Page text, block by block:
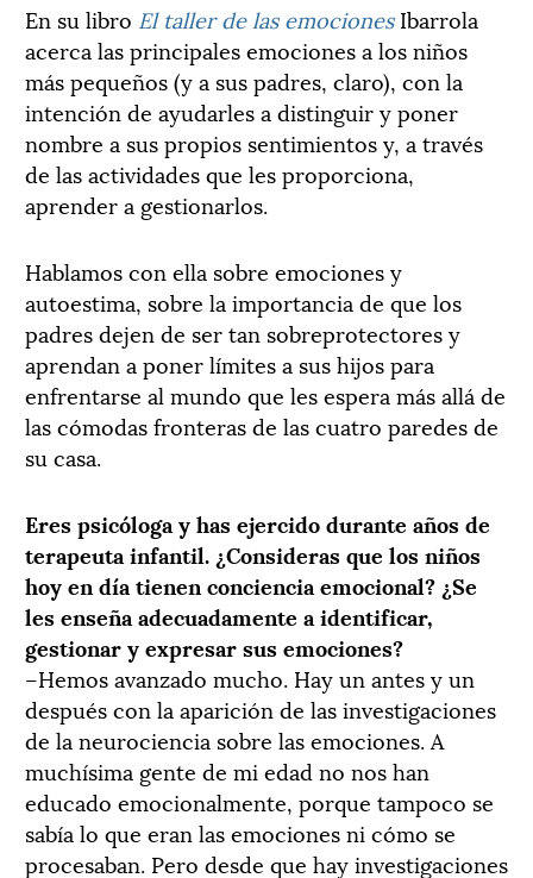
En su libro El taller de las emocionesIbarrola
acerca las principales emociones a los niños
más pequeños (y a sus padres, claro), con la
intención de ayudarles a distinguir y poner
nombre a sus propios sentimientos y, a través
de las actividades que les proporciona,
aprender a gestionarlos.
Hablamos con ella sobre emociones y
autoestima, sobre la importancia de que los
padres dejen de ser tan sobreprotectores y
aprendan a poner límites a sus hijos para
enfrentarse al mundo que les espera más allá de
las cómodas fronteras de las cuatro paredes de
su casa.
Eres psicóloga y has ejercido durante años de
terapeuta infantil. ¿Consideras que los niños
hoy en día tienen conciencia emocional? ¿Se
les enseña adecuadamente a identificar,
gestionar y expresar sus emociones?
–Hemos avanzado mucho. Hay un antes y un
después con la aparición de las investigaciones
de la neurociencia sobre las emociones. A
muchísima gente de mi edad no nos han
educado emocionalmente, porque tampoco se
sabía lo que eran las emociones ni cómo se
procesaban. Pero desde que hay investigaciones